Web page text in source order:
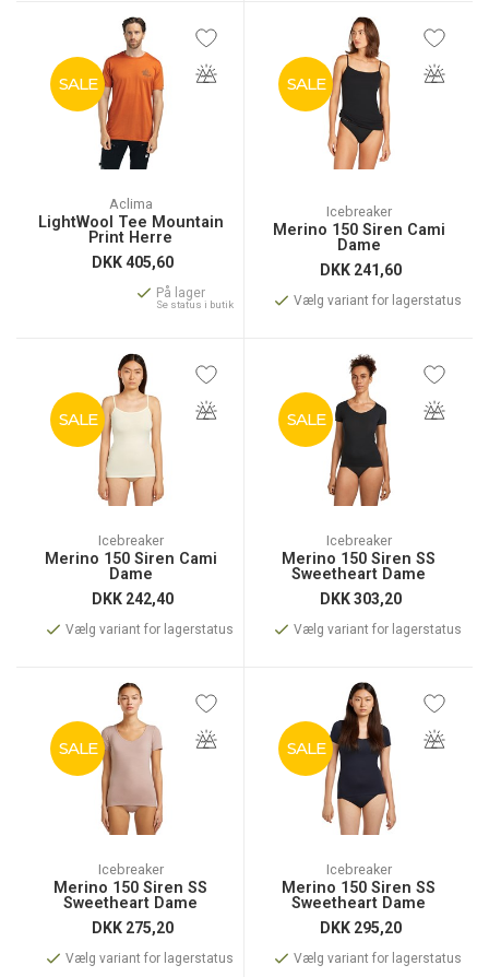
SALE
Aclima
LightWool Tee Mountain
Print Herre
DKK405,60
På lager
Se status i butik
SALE
Icebreaker
Merino 150 Siren Cami
Dame
DKK 241,60
Vælg variant for lagerstatus
SALE
Icebreaker
Merino 150 Siren Cami
Dame
DKK 242,40
Vælg variant for lagerstatus
SALE
Icebreaker
Merino 150 Siren SS
Sweetheart Dame
DKK303,20
Vælg variant for lagerstatus
SALE
Icebreaker
Merino 150 Siren SS
Sweetheart Dame
DKK 275,20
Vælg variant for lagerstatus
SALE
Icebreaker
Merino 150 Siren SS
Sweetheart Dame
DKK 295,20
Vælg variant for lagerstatus